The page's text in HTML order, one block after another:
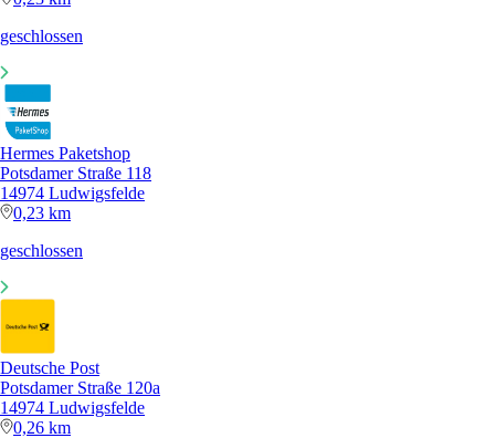
geschlossen
Hermes Paketshop
Potsdamer Straße 118
14974 Ludwigsfelde
0,23 km
geschlossen
Deutsche Post
Potsdamer Straße 120a
14974 Ludwigsfelde
0,26 km